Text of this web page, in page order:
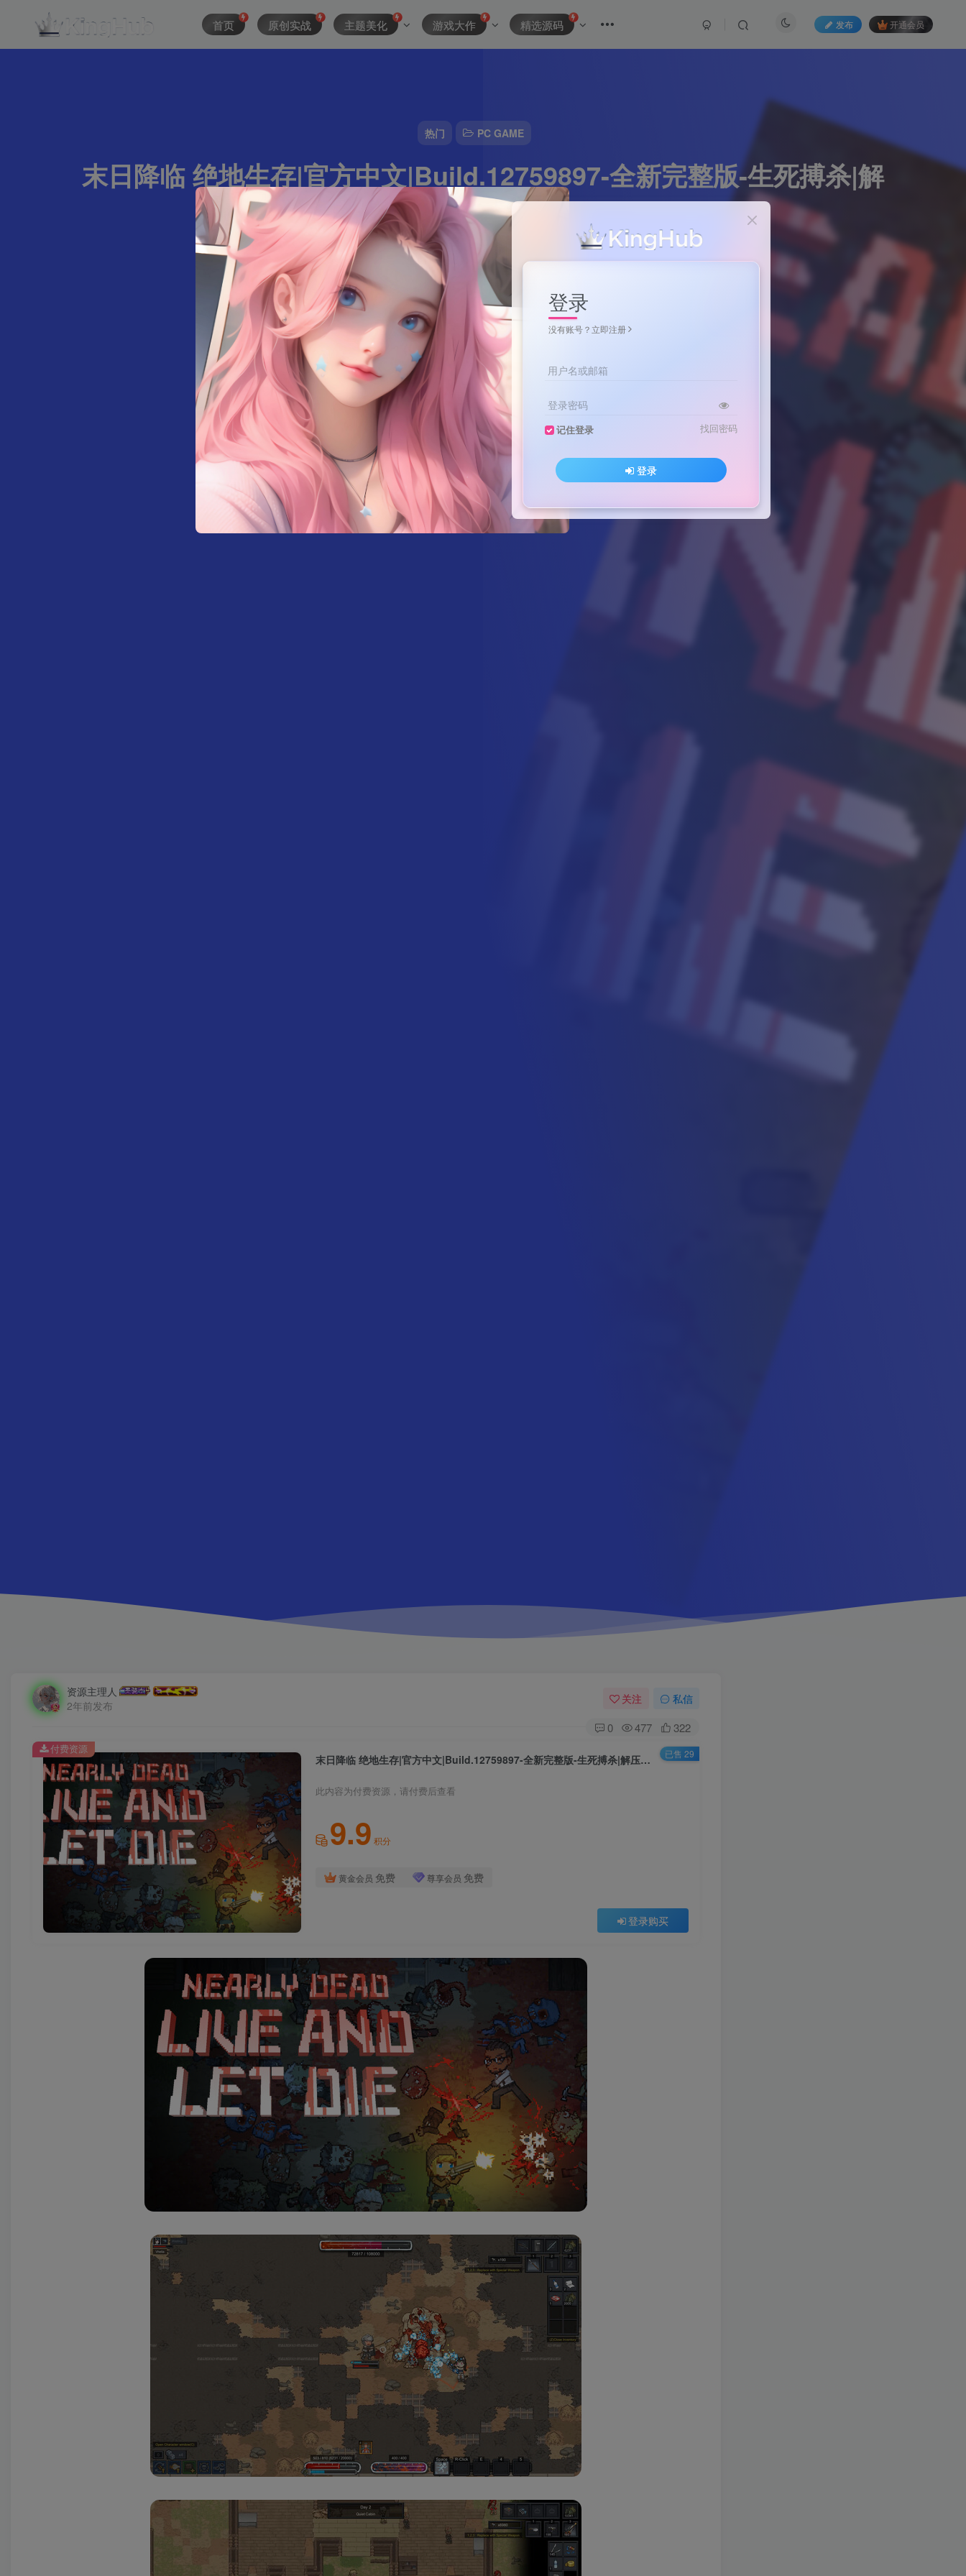
热门 PC GAME
末日降临 绝地生存|官方中文|Build.12759897-全新完整版-生死搏杀|解
压即撸|
674字 4分钟 2024-10-10 资源主理人 该作者已发布15265篇文章
首页 原创实战 主题美化 游戏大作 精选源码 发布 开通会员
资源主理人
2年前发布
关注 私信
0 477 322
末日降临 绝地生存|官方中文|Build.12759897-全新完整版-生死搏杀|解压即撸|
此内容为付费资源，请付费后查看
9.9 积分
黄金会员 免费 尊享会员 免费
登录购买
付费资源 已售 29
登录
没有账号？立即注册
用户名或邮箱
登录密码
记住登录 找回密码
登录